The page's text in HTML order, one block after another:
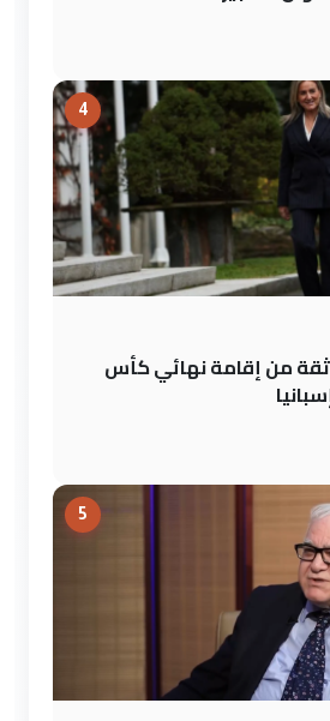
4
من إقامة نهائي كأس
5